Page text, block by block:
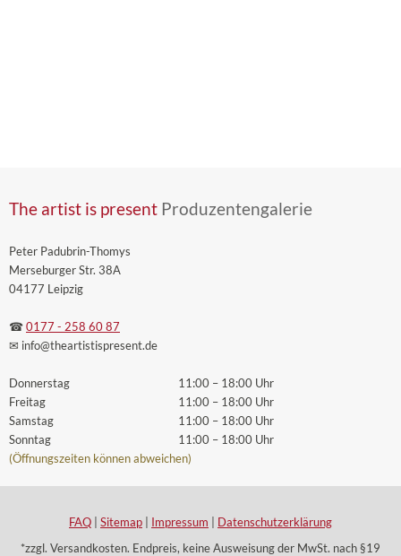
The artist is present Produzentengalerie
Peter Padubrin-Thomys
Merseburger Str. 38A
04177 Leipzig
☎ 0177 - 258 60 87
✉ info@theartistispresent.de
Donnerstag
Freitag
Samstag
Sonntag
11:00 – 18:00 Uhr
11:00 – 18:00 Uhr
11:00 – 18:00 Uhr
11:00 – 18:00 Uhr
(Öffnungszeiten können abweichen)
FAQ Sitemap Impressum
Datenschutzerklärung
*zzgl. Versandkosten. Endpreis, keine Ausweisung der MwSt. nach §19